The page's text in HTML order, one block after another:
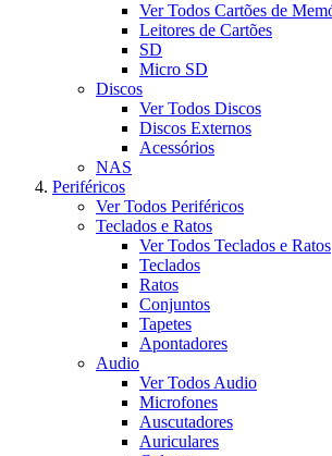
Ver Todos Cartões de
Leitores de Cartões
SD
Micro SD
Discos
Ver Todos Discos
Discos Externos
Acessórios
NAS
Periféricos
Ver Todos Periféricos
Teclados e Ratos
Ver Todos Teclados e Ratos
Teclados
Ratos
Conjuntos
Tapetes
Apontadores
Audio
Ver Todos Audio
Microfones
Auscutadores
Auriculares